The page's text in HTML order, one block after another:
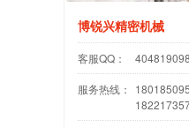
博锐兴精密机械
客服QQ： 404819098
服务热线：